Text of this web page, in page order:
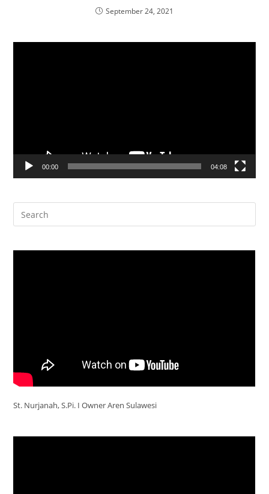
September 24, 2021
00:00 04:08
St. Nurjanah, S.Pi. I Owner Aren Sulawesi